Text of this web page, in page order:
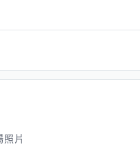
照片